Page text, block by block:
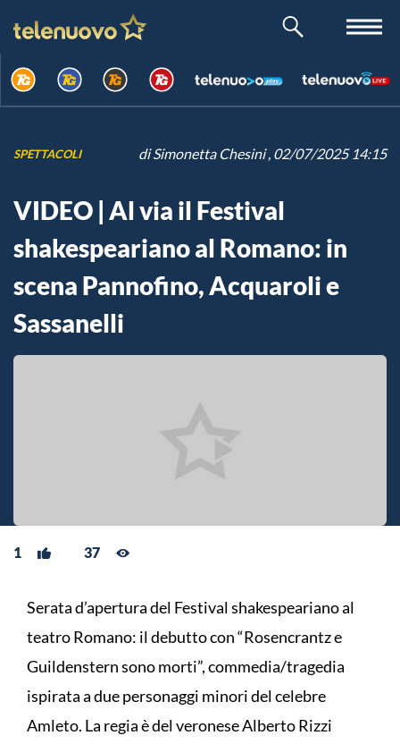
SPETTACOLI diSimonetta Chesini, 02/07/2025 14:15
VIDEO | Al via il Festival
shakespeariano al Romano: in
scena Pannofino, Acquaroli e
Sassanelli
1 37
Serata d’apertura del Festival shakespeariano al
teatro Romano: il debutto con “Rosencrantz e
Guildenstern sono morti”, commedia/tragedia
ispirata a due personaggi minori del celebre
Amleto. La regia è del veronese Alberto Rizzi